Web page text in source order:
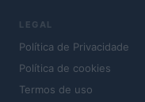
LEGAL
Política de Privacidade
Política de cookies
Termos de uso